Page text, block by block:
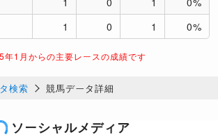
1 0 1 0%
1月からの主要レースの成績です
検索 競馬データ詳細
ソーシャルメディア